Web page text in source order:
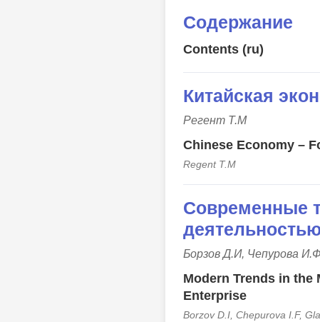
Содержание
Contents (ru)
Китайская
Регент Т.М
Chinese Economy –
Regent T.M
Современные
Борзов Д.И, Чепурова
Modern Trends in the
Enterprise
Borzov D.I, Chepurova I.F,